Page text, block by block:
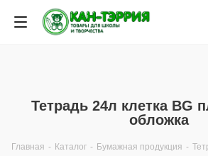
Тетрадь 24л клетка BG
обложка
Главная - Каталог - Бумажная продукция -